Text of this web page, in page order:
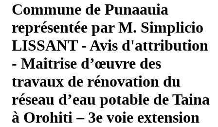
Commune de Punaauia
représentée par M. Simplicio
LISSANT - Avis d'attribution
- Maitrise d’œuvre des
travaux de rénovation du
réseau d’eau potable de Taina
à Orohiti – 3e voie extension